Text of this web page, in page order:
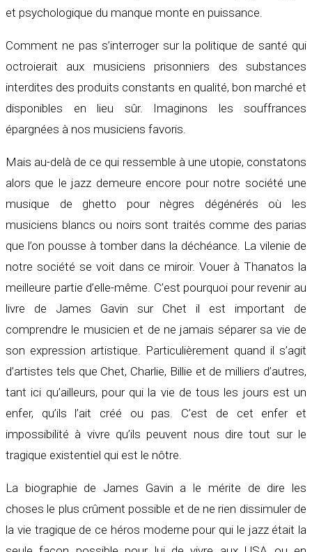
et psychologique du manque monte en puissance.
Comment ne pas s’interroger sur la politique de santé qui
octroierait aux musiciens prisonniers des substances
interdites des produits constants en qualité, bon marché et
disponibles en lieu sûr. Imaginons les souffrances
épargnées à nos musiciens favoris.
Mais au-delà de ce qui ressemble à une utopie, constatons
alors que le jazz demeure encore pour notre société une
musique de ghetto pour nègres dégénérés où les
musiciens blancs ou noirs sont traités comme des parias
que l’on pousse à tomber dans la déchéance. La vilenie de
notre société se voit dans ce miroir. Vouer à Thanatos la
meilleure partie d’elle-même. C’est pourquoi pour revenir au
livre de James Gavin sur Chet il est important de
comprendre le musicien et de ne jamais séparer sa vie de
son expression artistique. Particulièrement quand il s’agit
d’artistes tels que Chet, Charlie, Billie et de milliers d’autres,
tant ici qu’ailleurs, pour qui la vie de tous les jours est un
enfer, qu’ils l’ait créé ou pas. C’est de cet enfer et
impossibilité à vivre qu’ils peuvent nous dire tout sur le
tragique existentiel qui est le nôtre.
La biographie de James Gavin a le mérite de dire les
choses le plus crûment possible et de ne rien dissimuler de
la vie tragique de ce héros moderne pour qui le jazz était la